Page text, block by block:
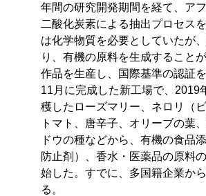
年間の研究開発期間を経て、ア
二酸化炭素による抽出プロセス
は化学物質を必要としていたが
り、有機の原料を生成すること
作品を生産し、国際基準の認証
11月に完成した新工場で、2019
穫したローズマリー、ネロリ（
トマト、唐辛子、オリーブの葉
ドウの種などから、有機の食品
防止剤）、香水・医薬品の原料
始した。すでに、多国籍企業か
る。